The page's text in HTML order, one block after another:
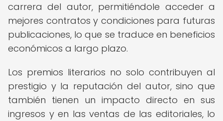
carrera del autor, permitiéndole acceder a
mejores contratos y condiciones para futuras
publicaciones, lo que se traduce en beneficios
económicos a largo plazo.
Los premios literarios no solo contribuyen al
prestigio y la reputación del autor, sino que
también tienen un impacto directo en sus
ingresos y en las ventas de las editoriales, lo